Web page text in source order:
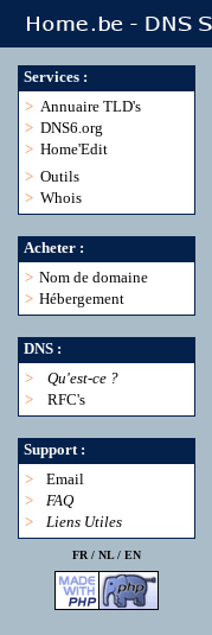
Services :
> Annuaire TLD's
> DNS6.org
> Home'Edit
> Outils
> Whois
Acheter :
> Nom de domaine
> Hébergement
DNS :
>
Qu'est-ce ?
>
RFC's
Support :
>
Email
>
FAQ
>
Liens Utiles
FR / NL/ EN